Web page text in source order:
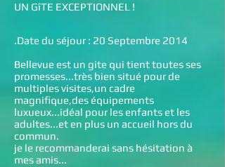
UN GîTE EXCEPTIONNEL !
.Date du séjour : 20 Septembre 2014
Bellevue est un gite qui tient toutes ses
promesses...très bien situé pour de
multiples visites,un cadre
magnifique,des équipements
luxueux...idéal pour les enfants et les
adultes...et en plus un accueil hors du
commun.
je le recommanderai sans hésitation à
mes amis...